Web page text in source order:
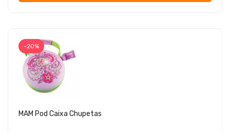
-20%
MAM Pod Caixa Chupetas